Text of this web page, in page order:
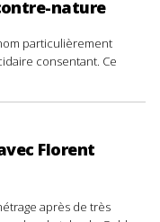
nature
particulièrement
consentant. Ce
Florent
après de très